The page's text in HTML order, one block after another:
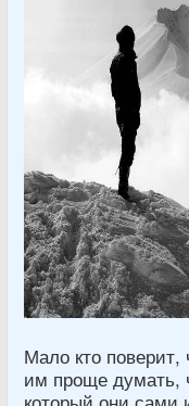
Мало кто
им проще думать,